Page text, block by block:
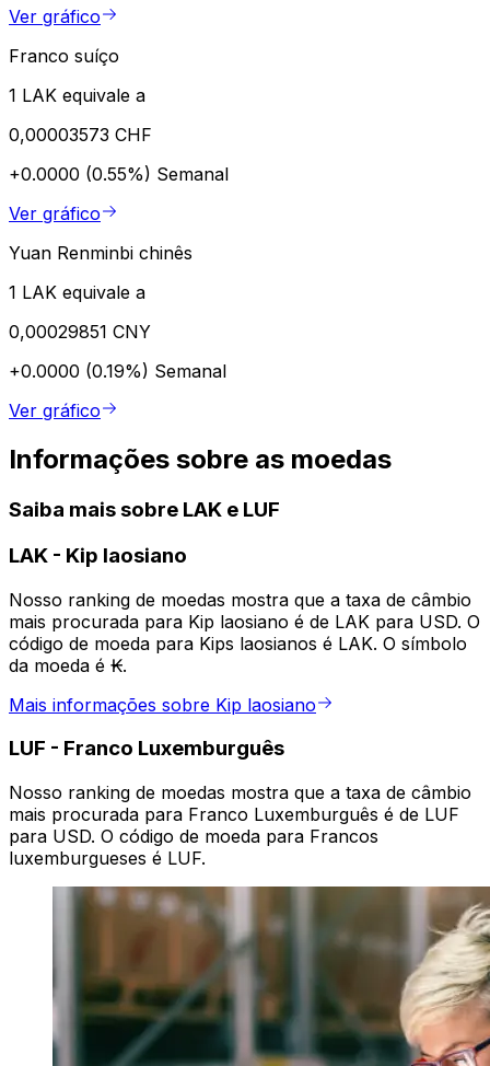
Ver gráfico
Franco suíço
1 LAK equivale a
0,00003573 CHF
+0.0000 (0.55%) Semanal
Ver gráfico
Yuan Renminbi chinês
1 LAK equivale a
0,00029851 CNY
+0.0000 (0.19%) Semanal
Ver gráfico
Informações sobre as moedas
Saiba mais sobre LAK e LUF
LAK - Kip laosiano
Nosso ranking de moedas mostra que a taxa de câmbio
mais procurada para Kip laosiano é de LAK para USD. O
código de moeda para Kips laosianos é LAK. O símbolo
da moeda é ₭.
Mais informações sobre Kip laosiano
LUF - Franco Luxemburguês
Nosso ranking de moedas mostra que a taxa de câmbio
mais procurada para Franco Luxemburguês é de LUF
para USD. O código de moeda para Francos
luxemburgueses é LUF.